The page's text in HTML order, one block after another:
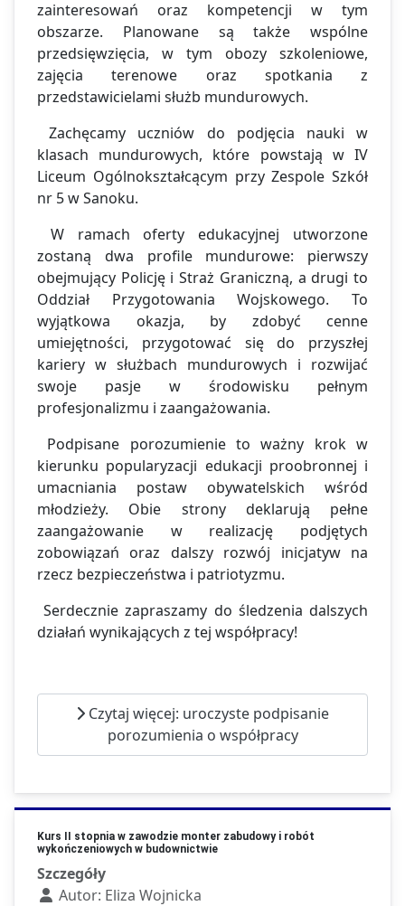
zainteresowań oraz kompetencji w tym
obszarze. Planowane są także wspólne
przedsięwzięcia, w tym obozy szkoleniowe,
zajęcia terenowe oraz spotkania z
przedstawicielami służb mundurowych.
Zachęcamy uczniów do podjęcia nauki w
klasach mundurowych, które powstają w IV
Liceum Ogólnokształcącym przy Zespole Szkół
nr 5 w Sanoku.
W ramach oferty edukacyjnej utworzone
zostaną dwa profile mundurowe: pierwszy
obejmujący Policję i Straż Graniczną, a drugi to
Oddział Przygotowania Wojskowego. To
wyjątkowa okazja, by zdobyć cenne
umiejętności, przygotować się do przyszłej
kariery w służbach mundurowych i rozwijać
swoje pasje w środowisku pełnym
profesjonalizmu i zaangażowania.
Podpisane porozumienie to ważny krok w
kierunku popularyzacji edukacji proobronnej i
umacniania postaw obywatelskich wśród
młodzieży. Obie strony deklarują pełne
zaangażowanie w realizację podjętych
zobowiązań oraz dalszy rozwój inicjatyw na
rzecz bezpieczeństwa i patriotyzmu.
Serdecznie zapraszamy do śledzenia dalszych
działań wynikających z tej współpracy!
Czytaj więcej: uroczyste podpisanie
porozumienia o współpracy
Kurs II stopnia w zawodzie monter zabudowy i robót
wykończeniowych w budownictwie
Szczegóły
Autor: Eliza Wojnicka